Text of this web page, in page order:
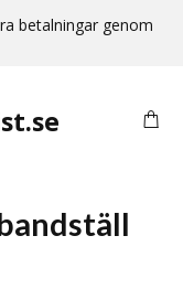
betalningar genom